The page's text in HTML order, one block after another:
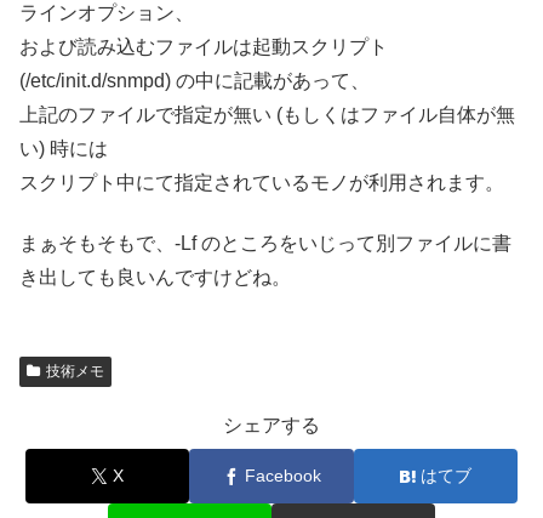
ラインオプション、
および読み込むファイルは起動スクリプト
(/etc/init.d/snmpd) の中に記載があって、
上記のファイルで指定が無い (もしくはファイル自体が無
い) 時には
スクリプト中にて指定されているモノが利用されます。
まぁそもそもで、-Lf のところをいじって別ファイルに書
き出しても良いんですけどね。
技術メモ
シェアする
X Facebook はてブ